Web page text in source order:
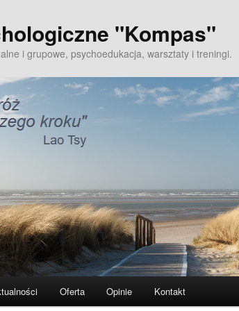
"Kompas"
i grupowe, psychoedukacja, warsztaty i treningi.
Oferta Opinie Kontakt